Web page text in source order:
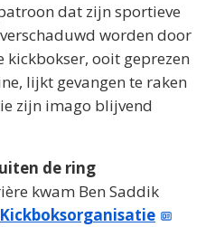
dat zijn sportieve
worden door
ooit geprezen
lijkt gevangen te raken
zijn imago blijvend
de ring
kwam Ben Saddik
Kickboksorganisatie